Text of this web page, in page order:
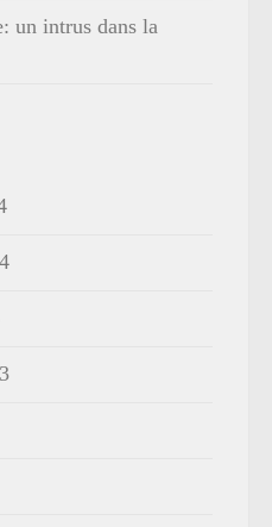
un intrus dans la